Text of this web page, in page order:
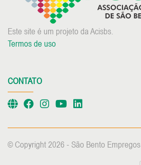
Este site é um projeto da Acisbs.
Termos de uso
CONTATO
© Copyright 2026 - São Bento Empregos